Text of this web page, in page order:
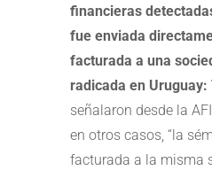
financieras
fue enviada
facturada a una
radicada en Uruguay:
señalaron desde la
en otros casos, “la
facturada a la misma